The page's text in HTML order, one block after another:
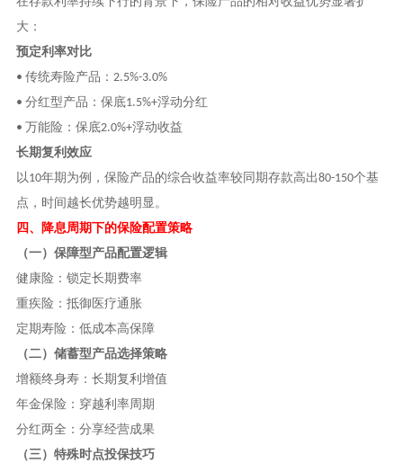
大：
预定利率对比
• 传统寿险产品： 2.5%-3.0%
• 分红型产品：保底1.5%+浮动分红
• 万能险：保底2.0%+浮动收益
长期复利效应
以10年期为例，保险产品的综合收益率较同期存款高出80-150个基
点，时间越长优势越明显。
四、降息周期下的保险配置策略
（一）保障型产品配置逻辑
健康险：锁定长期费率
重疾险：抵御医疗通胀
定期寿险：低成本高保障
（二）储蓄型产品选择策略
增额终身寿：长期复利增值
年金保险：穿越利率周期
分红两全：分享经营成果
（三）特殊时点投保技巧